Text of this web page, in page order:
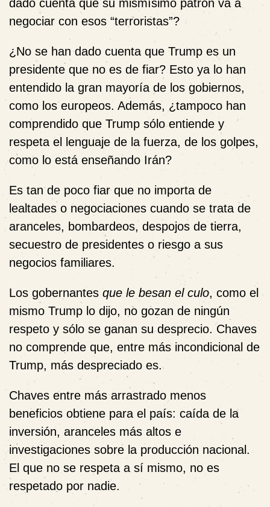
dado cuenta que su mismísimo patrón va a
negociar con esos “terroristas”?
¿No se han dado cuenta que Trump es un
presidente que no es de fiar? Esto ya lo han
entendido la gran mayoría de los gobiernos,
como los europeos. Además, ¿tampoco han
comprendido que Trump sólo entiende y
respeta el lenguaje de la fuerza, de los golpes,
como lo está enseñando Irán?
Es tan de poco fiar que no importa de
lealtades o negociaciones cuando se trata de
aranceles, bombardeos, despojos de tierra,
secuestro de presidentes o riesgo a sus
negocios familiares.
Los gobernantes que le besan el culo, como el
mismo Trump lo dijo, no gozan de ningún
respeto y sólo se ganan su desprecio. Chaves
no comprende que, entre más incondicional de
Trump, más despreciado es.
Chaves entre más arrastrado menos
beneficios obtiene para el país: caída de la
inversión, aranceles más altos e
investigaciones sobre la producción nacional.
El que no se respeta a sí mismo, no es
respetado por nadie.